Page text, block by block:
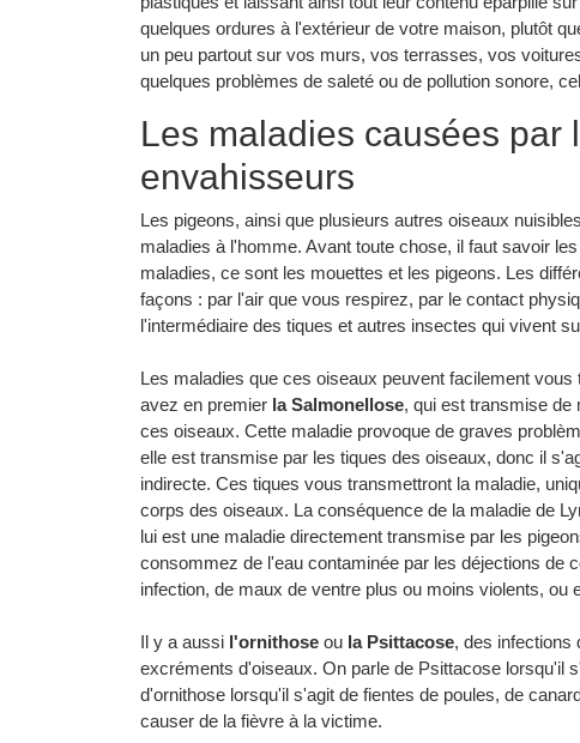
quelques ordures à l'extérieur de votre maison, plutôt
un peu partout sur vos murs, vos terrasses, vos
quelques problèmes de saleté ou de pollution sonore,
Les maladies causées par
envahisseurs
Les pigeons, ainsi que plusieurs autres oiseaux
maladies à l'homme. Avant toute chose, il faut savoir
maladies, ce sont les mouettes et les pigeons. Les
façons : par l'air que vous respirez, par le contact
l'intermédiaire des tiques et autres insectes qui vivent
Les maladies que ces oiseaux peuvent facilement
avez en premier la Salmonellose, qui est transmise de
ces oiseaux. Cette maladie provoque de graves
elle est transmise par les tiques des oiseaux, donc il
indirecte. Ces tiques vous transmettront la maladie,
corps des oiseaux. La conséquence de la maladie de
lui est une maladie directement transmise par les
consommez de l'eau contaminée par les déjections de
infection, de maux de ventre plus ou moins violents, ou
Il y a aussi l'ornithose ou la Psittacose, des infections
excréments d'oiseaux. On parle de Psittacose lorsqu'il
d'ornithose lorsqu'il s'agit de fientes de poules, de
causer de la fièvre à la victime.